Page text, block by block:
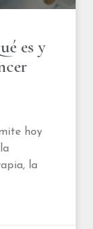
es y
hoy
la